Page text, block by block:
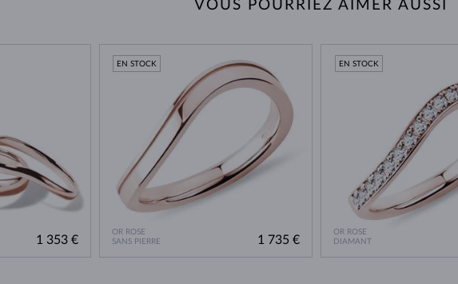
VOUS POURRIEZ AIMER AUSSI
1 353 €
OR ROSE
SANS PIERRE
EN STOCK
1 735 €
OR ROSE
DIAMANT
EN STOCK